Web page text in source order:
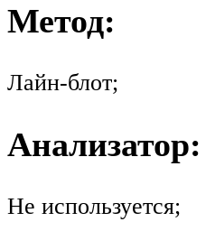
Метод:
Лайн-блот;
Анализатор:
Не используется;